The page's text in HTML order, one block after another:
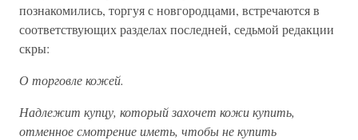
познакомились, торгуя с новгородцами, встречаются в
соответствующих разделах последней, седьмой редакции
скры:
О торговле кожей.
Надлежит купцу, который захочет кожи купить,
отменное смотрение иметь, чтобы не купить